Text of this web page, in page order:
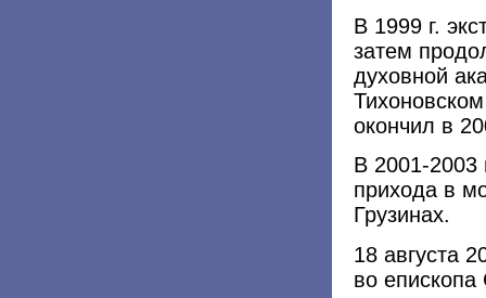
В 1999 г.
затем
духовной
окончил в
В 2001-2003
прихода в
Грузинах.
18 августа
во епископа